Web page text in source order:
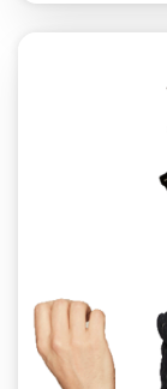
ganado
y un